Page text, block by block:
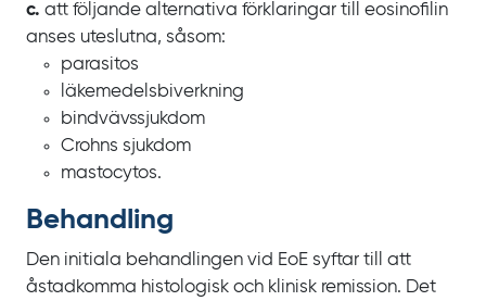
c. att följande alternativa förklaringar till eosinofilin
anses uteslutna, såsom:
parasitos
läkemedelsbiverkning
bindvävssjukdom
Crohns sjukdom
mastocytos.
Behandling
Den initiala behandlingen vid EoE syftar till att
åstadkomma histologisk och klinisk remission. Det